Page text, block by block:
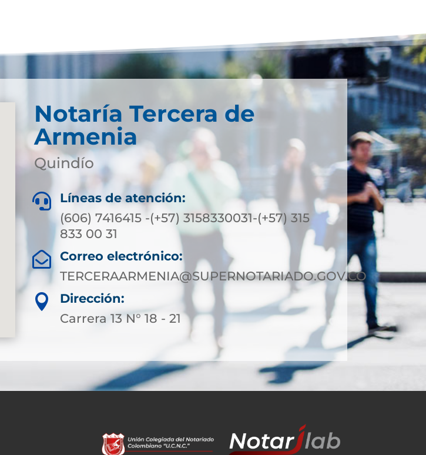
Notaría Tercera de
Armenia
Quindío

Líneas de atención:
(606) 7416415 -(+57) 3158330031-(+57) 315
833 00 31

Correo electrónico:
TERCERAARMENIA@SUPERNOTARIADO.GOV.CO

Dirección:
Carrera 13 N° 18 - 21